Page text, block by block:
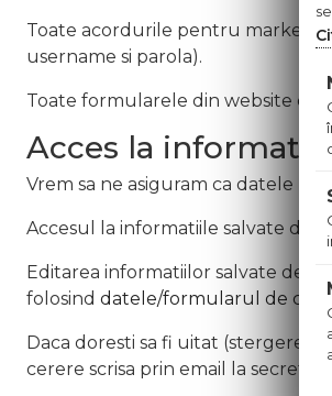
Toate acordurile pentru
username si parola).
Toate formularele din website
Acces la
Vrem sa ne asiguram ca datele
Accesul la informatiile salvate de
Editarea informatiilor salvate de
folosind datele/formularul de
Daca doresti sa fi uitat (stergerea
cerere scrisa prin email la